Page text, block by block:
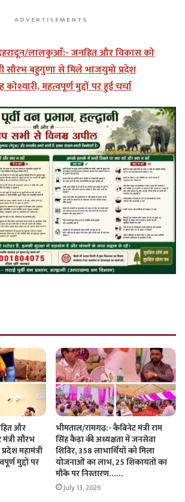
ADVERTISEMENTS
लालकुआँ:- जनहित और विकास को
सौरभ बहुगुणा से मिले भाजयुमो प्रदेश
कोश्यारी, महत्वपूर्ण मुद्दों पर हुई चर्चा
और
सौरभ
महामंत्री
मुद्दों पर
भीमताल/रामगढ़:- कैबिनेट मंत्री राम
सिंह कैड़ा की अध्यक्षता में जनसेवा
शिविर, 358 लाभार्थियों को मिला
योजनाओं का लाभ, 25 शिकायतों का
मौके पर निस्तारण……
July 13, 2026